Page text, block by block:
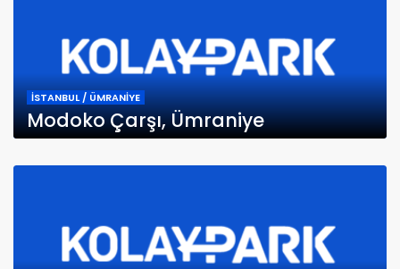
İSTANBUL / ÜMRANİYE
Modoko Çarşı, Ümraniye